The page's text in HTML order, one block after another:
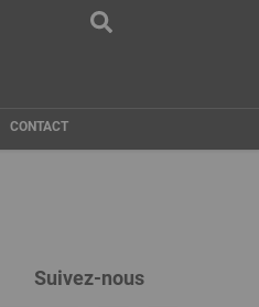
CONTACT
Suivez-nous